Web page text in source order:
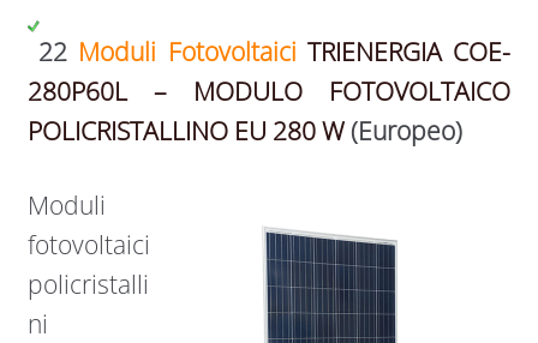
22 Moduli FotovoltaiciTRIENERGIA COE-
280P60L – MODULO FOTOVOLTAICO
POLICRISTALLINO EU 280 W(Europeo)
Moduli
fotovoltaici
policristalli
ni